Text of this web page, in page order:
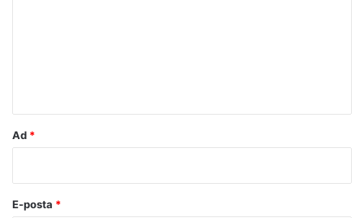
Ad *
E-posta *